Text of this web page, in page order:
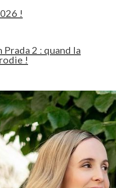
!
Prada 2 : quand la
!